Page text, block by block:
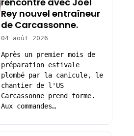
Rey nouvel entraîneur
de Carcassonne.
04 août 2026
Après un premier mois de
préparation estivale
plombé par la canicule, le
chantier de l'US
Carcassonne prend forme.
Aux commandes…